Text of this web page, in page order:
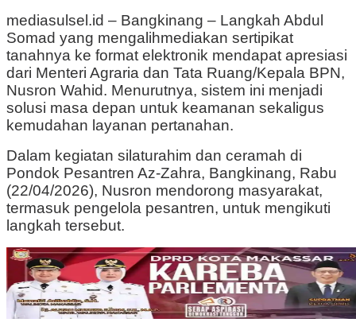
mediasulsel.id – Bangkinang – Langkah Abdul
Somad yang mengalihmediakan sertipikat
tanahnya ke format elektronik mendapat apresiasi
dari Menteri Agraria dan Tata Ruang/Kepala BPN,
Nusron Wahid. Menurutnya, sistem ini menjadi
solusi masa depan untuk keamanan sekaligus
kemudahan layanan pertanahan.
Dalam kegiatan silaturahim dan ceramah di
Pondok Pesantren Az-Zahra, Bangkinang, Rabu
(22/04/2026), Nusron mendorong masyarakat,
termasuk pengelola pesantren, untuk mengikuti
langkah tersebut.